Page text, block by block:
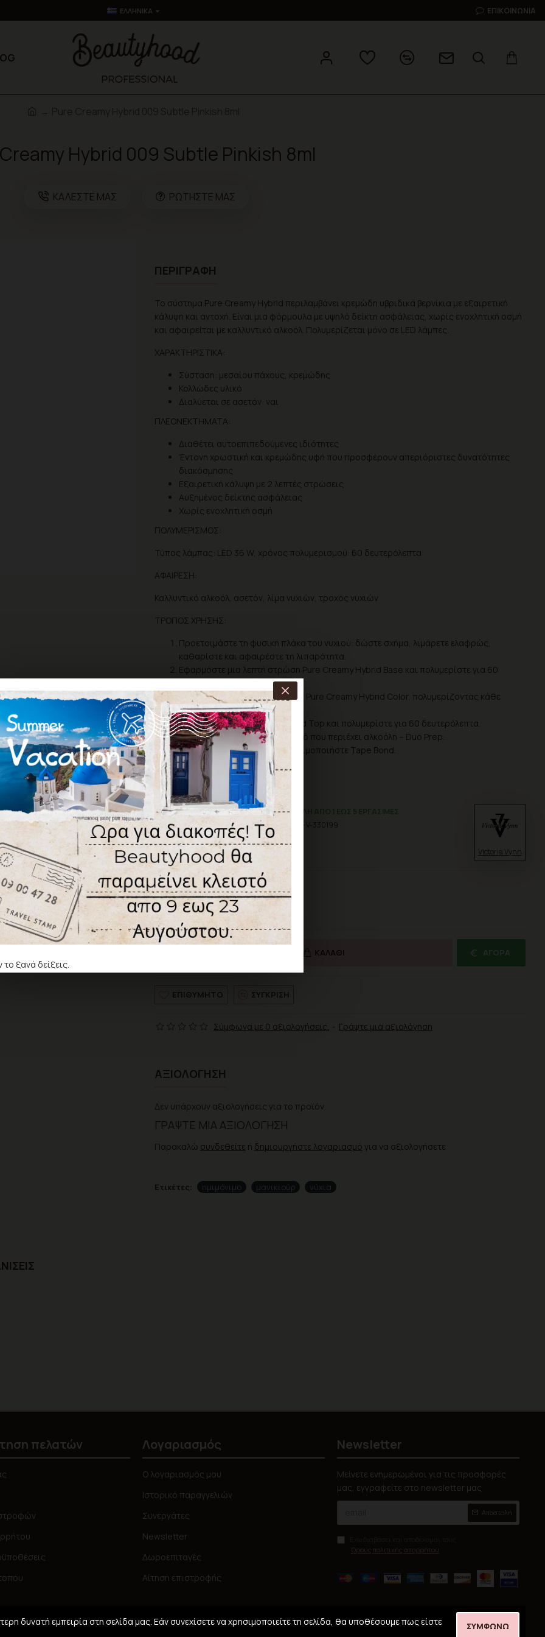
ξανά δείξεις.
ΕΛΛΗΝΙΚΆ ΕΠΙΚΟΙΝΩΝΊΑ
Hybrid 009 Subtle Pinkish 8ml
ΚΑΛΈΣΤΕ ΜΑΣ ΡΩΤΉΣΤΕ ΜΑΣ
ΠΕΡΙΓΡΑΦΉ
Το σύστημα Pure Creamy Hybrid περιλαμβάνει κρεμώδη υβριδικά βερνίκια με εξαιρετική
κάλυψη και αντοχή. Είναι μια φόρμουλα με υψηλό δείκτη ασφάλειας, χωρίς ενοχλητική οσμή
και αφαιρείται με καλλυντικό αλκοόλ. Πολυμερίζεται μόνο σε LED λάμπες.
ΧΑΡΑΚΤΗΡΙΣΤΙΚΑ:
Σύσταση: μεσαίου πάχους, κρεμώδης
Κολλώδες υλικό
Διαλύεται σε ασετόν: ναι
ΠΛΕΟΝΕΚΤΗΜΑΤΑ:
Διαθέτει αυτοεπιπεδούμενες ιδιότητες
Έντονη χρωστική και κρεμώδης υφή που προσφέρουν απεριόριστες δυνατότητες
διακόσμησης
Εξαιρετική κάλυψη με 2 λεπτές στρώσεις
Αυξημένος δείκτης ασφάλειας
Χωρίς ενοχλητική οσμή
ΠΟΛΥΜΕΡΙΣΜΟΣ:
Τύπος λάμπας: LED 36 W, χρόνος πολυμερισμού: 60 δευτερόλεπτα
ΑΦΑΙΡΕΣΗ:
Καλλυντικό αλκοόλ, ασετόν, λίμα νυχιών, τροχός νυχιών
ΤΡΟΠΟΣ ΧΡΗΣΗΣ:
Προετοιμάστε τη φυσική πλάκα του νυχιού: δώστε σχήμα, λιμάρετε ελαφρώς,
καθαρίστε και αφαιρέστε τη λιπαρότητα.
Εφαρμόστε μια λεπτή στρώση Pure Creamy Hybrid Base και πολυμερίστε για 60
Εφαρμόστε 2 λεπτές στρώσεις Pure Creamy Hybrid Color, πολυμερίζοντας κάθε
στρώση για 60 δευτερόλεπτα.
Εφαρμόστε Pure Creamy Hybrid Top και πολυμερίστε για 60 δευτερόλεπτα.
Σκουπίστε το μανικιούρ με υγρό που περιέχει αλκοόλη – Duo Prep.
Για μεγαλύτερη διάρκεια, χρησιμοποιήστε Tape Bond.
Σύμφωνα με 0 αξιολογήσεις. - Γράψτε μια αξιολόγηση
8,99€
Χωρίς ΦΠΑ: 7,25€
ΑΠΟΣΤΟΛΉ ΑΠΌ 1 ΈΩΣ 5 ΕΡΓΆΣΙΜΕΣ
Κωδικός:
BH-V-330199
Victoria Vynn
Χρώμα
ΚΑΛΆΘΙ ΑΓΟΡΆ
ΕΠΙΘΥΜΗΤΌ ΣΎΓΚΡΙΣΗ
ΑΞΙΟΛΌΓΗΣΗ
Δεν υπάρχουν αξιολογήσεις για το προϊόν.
ΓΡΆΨΤΕ ΜΙΑ ΑΞΙΟΛΌΓΗΣΗ
Παρακαλώ συνδεθείτε ή δημιουργήστε λογαριασμό για να αξιολογήσετε
Ετικέτες: ημιμόνιμο μανικιούρ νύχια
πελατών Λογαριασμός
Ο λογαριασμός μου
Ιστορικό παραγγελιών
Συνεργάτες
Newsletter
Δωροεπιταγές
Αίτηση επιστροφής
Newsletter
Μείνετε ενημερωμένοι για τις προσφορές
μας, εγγραφείτε στο newsletter μας
Αποστολή
Όρους πολιτικής απορρήτου
ΣΥΜΦΩΝΏ
δυνατή εμπειρία στη σελίδα μας. Εάν συνεχίσετε να χρησιμοποιείτε τη σελίδα, θα υποθέσουμε πως είστε